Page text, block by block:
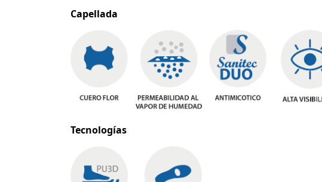
Capellada
Tecnologías